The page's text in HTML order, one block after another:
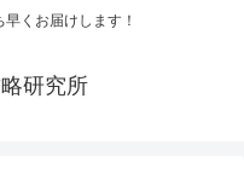
くお届けします！
研究所